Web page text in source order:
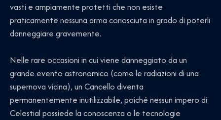
vasti e ampiamente protetti che non esiste
praticamente nessuna arma conosciuta in grado di poterli
danneggiare gravemente.
Nelle rare occasioni in cui viene danneggiato da un
grande evento astronomico (come le radiazioni di una
supernova vicina), un Cancello diventa
permanentemente inutilizzabile, poiché nessun impero di
Celestial possiede la conoscenza o le tecnologie